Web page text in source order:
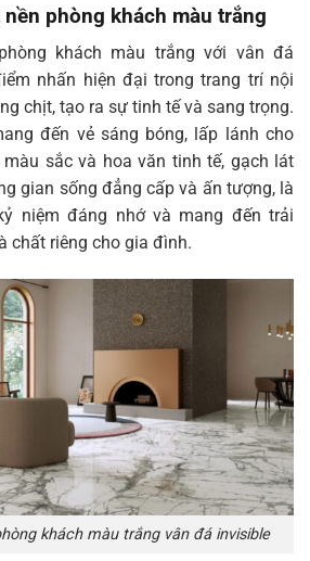
phòng khách màu trắng
khách màu trắng với vân đá
nhấn hiện đại trong trang trí nội
chịt, tạo ra sự tinh tế và sang trọng.
đến vẻ sáng bóng, lấp lánh cho
sắc và hoa văn tinh tế, gạch lát
gian sống đẳng cấp và ấn tượng, là
niệm đáng nhớ và mang đến trải
chất riêng cho gia đình.
khách màu trắng vân đá invisible